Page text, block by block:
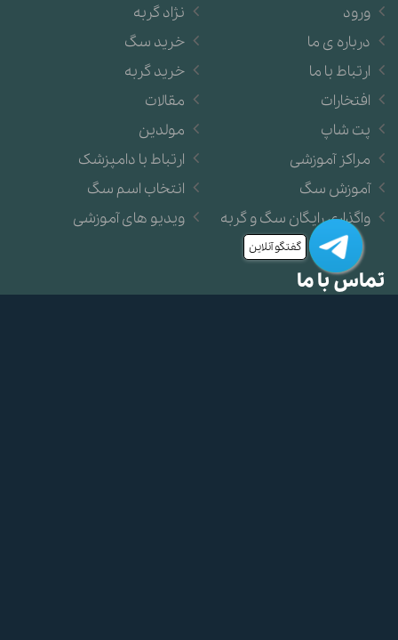
گفتگو آنلاین
نژاد گربه
خرید سگ
خرید گربه
مقالات
مولدین
ارتباط با دامپزشک
انتخاب اسم سگ
ویدیو های آموزشی
ورود
درباره ی ما
ارتباط با ما
افتخارات
پت شاپ
مراکز آموزشی
آموزش سگ
واگذاری رایگان سگ و گربه
تماس با ما